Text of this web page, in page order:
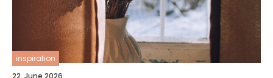
inspiration